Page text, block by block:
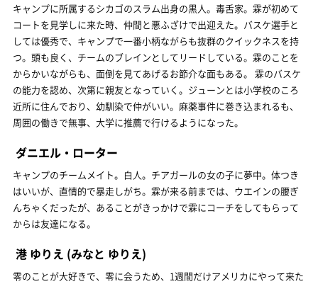
キャンプに所属するシカゴのスラム出身の黒人。毒舌家。霖が初めて
コートを見学しに来た時、仲間と悪ふざけで出迎えた。バスケ選手と
しては優秀で、キャンプで一番小柄ながらも抜群のクイックネスを持
つ。頭も良く、チームのブレインとしてリードしている。霖のことを
からかいながらも、面倒を見てあげるお節介な面もある。 霖のバスケ
の能力を認め、次第に親友となっていく。ジューンとは小学校のころ
近所に住んでおり、幼馴染で仲がいい。麻薬事件に巻き込まれるも、
周囲の働きで無事、大学に推薦で行けるようになった。
ダニエル・ローター
キャンプのチームメイト。白人。チアガールの女の子に夢中。体つき
はいいが、直情的で暴走しがち。霖が来る前までは、ウエインの腰ぎ
んちゃくだったが、あることがきっかけで霖にコーチをしてもらって
からは友達になる。
港 ゆりえ (みなと ゆりえ)
零のことが大好きで、零に会うため、1週間だけアメリカにやって来た